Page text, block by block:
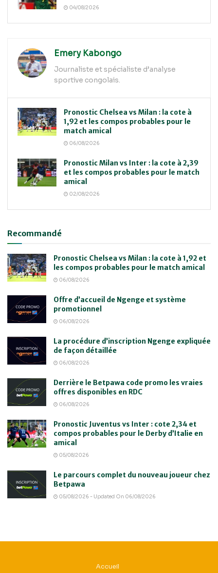
04/08/2026
Emery Kabongo
Journaliste et spécialiste d’analyse
sportive congolais.
Pronostic Chelsea vs Milan : la cote à
1,92 et les compos probables pour le
match amical
06/08/2026
Pronostic Milan vs Inter : la cote à 2,39
et les compos probables pour le match
amical
02/08/2026
Recommandé
Pronostic Chelsea vs Milan : la cote à 1,92 et
les compos probables pour le match amical
06/08/2026
Offre d’accueil de Ngenge et système
promotionnel
06/08/2026
La procédure d’inscription Ngenge expliquée
de façon détaillée
06/08/2026
Derrière le Betpawa code promo les vraies
offres disponibles en RDC
06/08/2026
Pronostic Juventus vs Inter : cote 2,34 et
compos probables pour le Derby d’Italie en
amical
05/08/2026
Le parcours complet du nouveau joueur chez
Betpawa
05/08/2026 - Updated On 06/08/2026
Accueil